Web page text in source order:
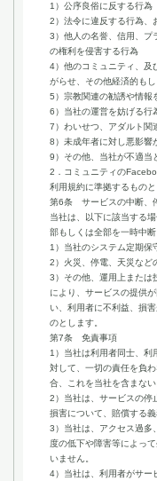
1）公序良俗に反する行為
2）法令に違反する行為、
3）他人の名誉、信用、プ
の権利を侵害する行為
4）他のコミュニティ、及
がらせ、その他経済的も
5）宗教関連の勧誘や情報
6）当社の運営を妨げる行
7）わいせつ、アダルト関
8）未成年者に対し悪影響
9）その他、当社が不適当
2．コミュニティの
利用規約に準拠するものと
第6条 サービスの中断、
当社は、以下に該当する
部もしくは全部を一時中
1）当社のシステム定期保
2）火災、停電、天災など
3）その他、運用上または
により、サービスの提供
い、利用者に不利益、損
のとします。
第7条 免責事項
1）当社は利用者同士、利
対して、一切の責任を負
合、これを当社を含まな
2）当社は、サービスの停
損害について、賠償する
3）当社は、アクセス過多
度の低下や障害等によっ
いません。
4）当社は、利用者がサー